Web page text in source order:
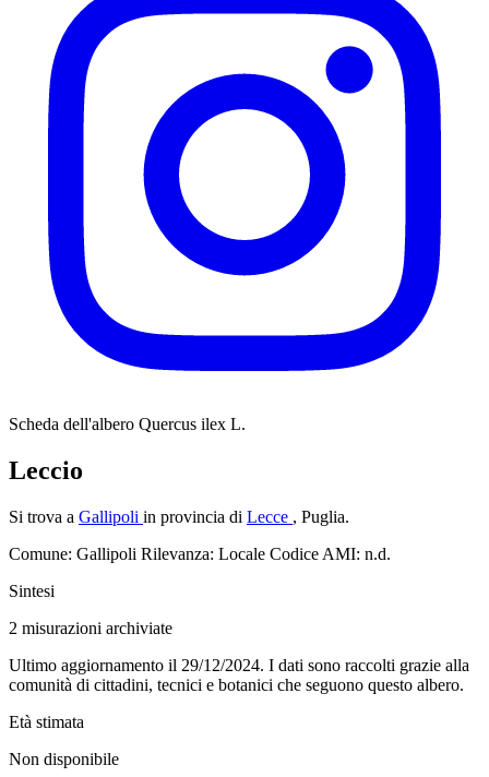
Scheda dell'albero Quercus ilex L.
Leccio
Si trova a Gallipoli in provincia di Lecce , Puglia.
Comune: Gallipoli Rilevanza: Locale Codice AMI: n.d.
Sintesi
2 misurazioni archiviate
Ultimo aggiornamento il 29/12/2024. I dati sono raccolti grazie alla
comunità di cittadini, tecnici e botanici che seguono questo albero.
Età stimata
Non disponibile